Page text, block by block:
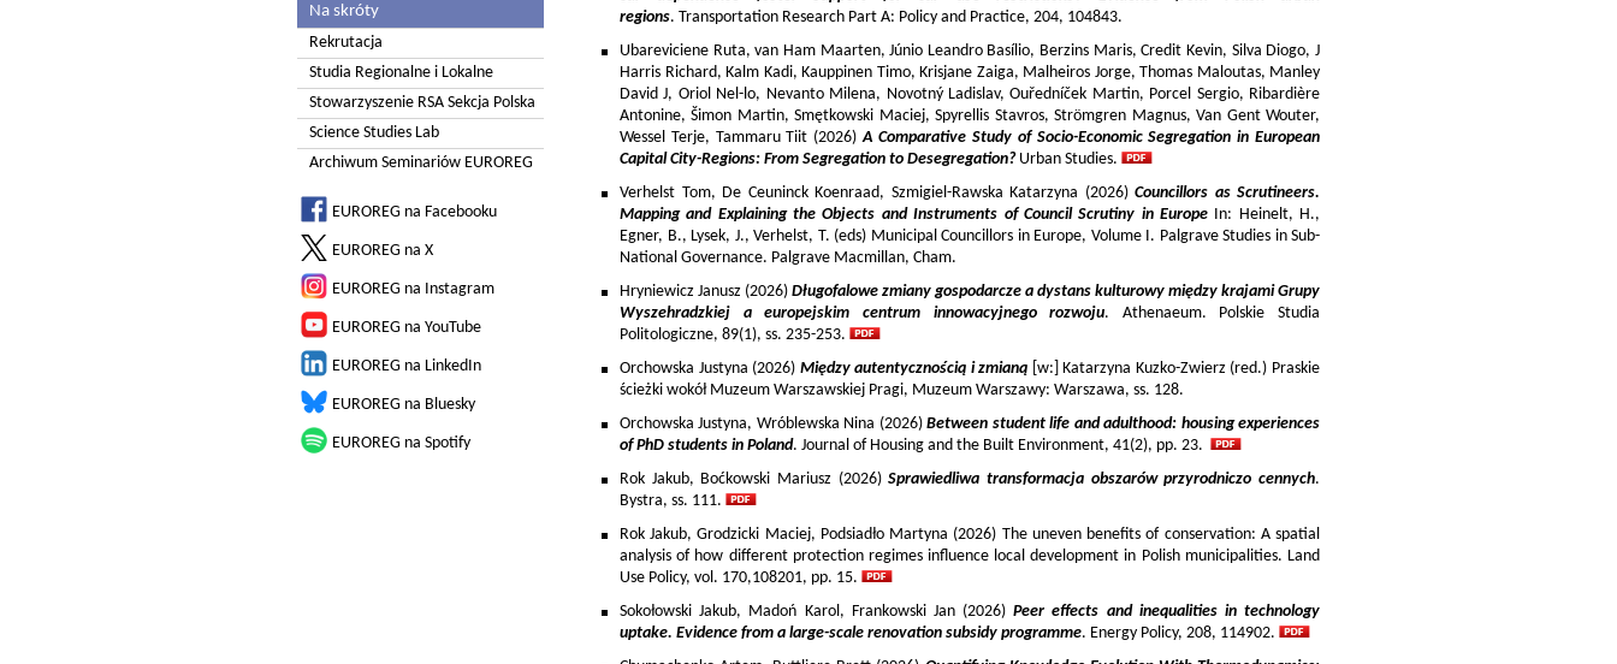
Na skróty
Rekrutacja
Studia Regionalne i Lokalne
Stowarzyszenie RSA Sekcja Polska
Science Studies Lab
Archiwum Seminariów EUROREG
EUROREG na Facebooku
EUROREG na X
EUROREG na Instagram
EUROREG na YouTube
EUROREG na LinkedIn
EUROREG na Bluesky
EUROREG na Spotify
regions. Transportation Research Part A: Policy and Practice, 204, 104843.
Ubareviciene Ruta, van Ham Maarten, Júnio Leandro Basílio, Berzins Maris, Credit Kevin, Silva Diogo, J
Harris Richard, Kalm Kadi, Kauppinen Timo, Krisjane Zaiga, Malheiros Jorge, Thomas Maloutas, Manley
David J, Oriol Nel-lo, Nevanto Milena, Novotný Ladislav, Ouředníček Martin, Porcel Sergio, Ribardière
Antonine, Šimon Martin, Smętkowski Maciej, Spyrellis Stavros, Strömgren Magnus, Van Gent Wouter,
Wessel Terje, Tammaru Tiit (2026)A Comparative Study of Socio-Economic Segregation in European
Capital City-Regions: From Segregation to Desegregation?Urban Studies.
Verhelst Tom, De Ceuninck Koenraad, Szmigiel-Rawska Katarzyna (2026) Councillors as Scrutineers.
Mapping and Explaining the Objects and Instruments of Council Scrutiny in EuropeIn: Heinelt, H.,
Egner, B., Lysek, J., Verhelst, T. (eds) Municipal Councillors in Europe, Volume I. Palgrave Studies in Sub-
National Governance. Palgrave Macmillan, Cham.
Hryniewicz Janusz (2026) Długofalowe zmiany gospodarcze a dystans kulturowy między krajami Grupy
Wyszehradzkiej a europejskim centrum innowacyjnego rozwoju. Athenaeum. Polskie Studia
Politologiczne, 89(1), ss. 235-253.
Orchowska Justyna (2026) Między autentycznością i zmianą [w:] Katarzyna Kuzko-Zwierz (red.) Praskie
ścieżki wokół Muzeum Warszawskiej Pragi, Muzeum Warszawy: Warszawa, ss. 128.
Orchowska Justyna, Wróblewska Nina (2026)Between student life and adulthood: housing experiences
of PhD students in Poland. Journal of Housing and the Built Environment, 41(2), pp. 23.
Rok Jakub, Boćkowski Mariusz (2026)Sprawiedliwa transformacja obszarów przyrodniczo cennych.
Bystra, ss. 111.
Rok Jakub, Grodzicki Maciej, Podsiadło Martyna (2026) The uneven benefits of conservation: A spatial
analysis of how different protection regimes influence local development in Polish municipalities. Land
Use Policy, vol. 170,108201, pp. 15.
Sokołowski Jakub, Madoń Karol, Frankowski Jan (2026)Peer effects and inequalities in technology
uptake. Evidence from a large-scale renovation subsidy programme. Energy Policy, 208, 114902.